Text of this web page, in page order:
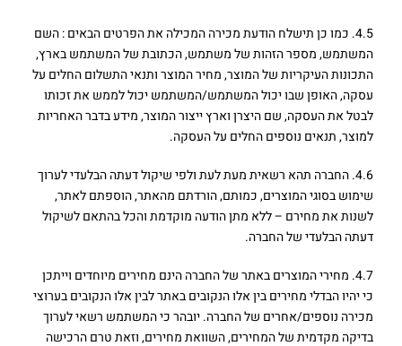
4.5. כמו כן תישלח הודעת מכירה המכילה את הפרטים הבאים : השם
המשתמש, מספר הזהות של משתמש, הכתובת של המשתמש בארץ,
התכונות העיקריות של המוצר, מחיר המוצר ותנאי התשלום החלים על
עסקה, האופן שבו יכול המשתמש/המשתמש יכול לממש את זכותו
לבטל את העסקה, שם היצרן וארץ ייצור המוצר, מידע בדבר האחריות
למוצר, תנאים נוספים החלים על העסקה.
4.6. החברה תהא רשאית מעת לעת ולפי שיקול דעתה הבלעדי לערוך
שימוש בסוגי המוצרים, כמותם, הורדתם מהאתר, הוספתם לאתר,
לשנות את מחירם – ללא מתן הודעה מוקדמת והכל בהתאם לשיקול
דעתה הבלעדי של החברה.
4.7. מחירי המוצרים באתר של החברה הינם מחירים מיוחדים וייתכן
כי יהיו הבדלי מחירים בין אלו הנקובים באתר לבין אלו הנקובים בערוצי
מכירה נוספים/אחרים של החברה. יובהר כי המשתמש רשאי לערוך
בדיקה מקדמית של המחירים, השוואת מחירים, וזאת טרם הרכישה